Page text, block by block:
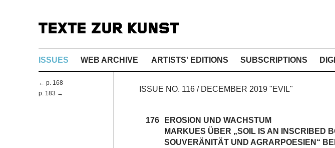
ISSUES WEB ARCHIVE ARTISTS' EDITIONS SUBSCRIPTIONS
← p. 168
p. 183 →
ISSUE NO. 116 / DECEMBER 2019 "EVIL"
176
EROSION UND WACHSTUM
MARKUES ÜBER „SOIL IS AN ­INSCRIBED
SOUVERÄNITÄT UND AGRARPOESIEN“